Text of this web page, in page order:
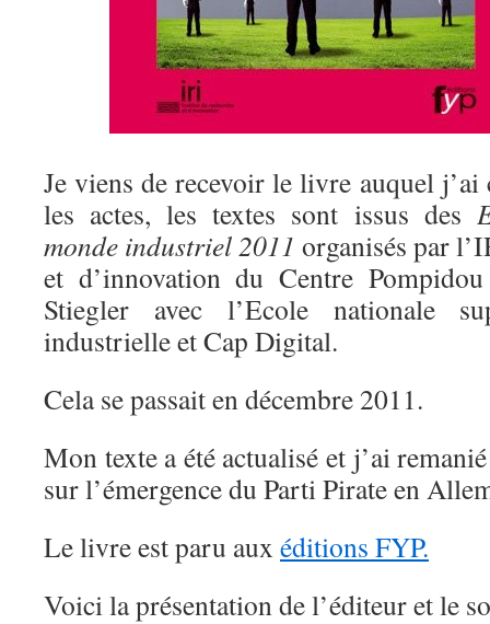
Je viens de recevoir le livre auquel j’ai
les actes, les textes sont issus des
monde industriel 2011 organisés par
et d’innovation du Centre
Stiegler avec l’Ecole nationale
industrielle et Cap Digital.
Cela se passait en décembre 2011.
Mon texte a été actualisé et j’ai
sur l’émergence du Parti Pirate en
Le livre est paru aux éditions FYP.
Voici la présentation de l’éditeur et le